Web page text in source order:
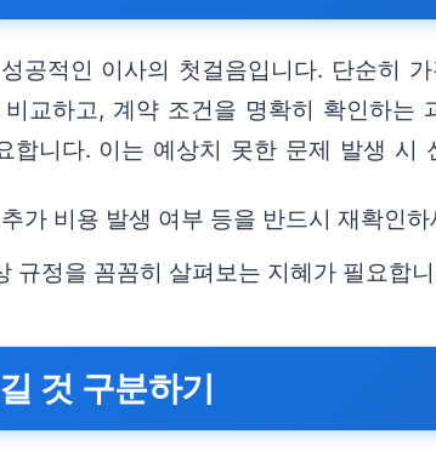
공적인 이사의 첫걸음입니다. 단순히
교하고, 계약 조건을 명확히 확인하는
합니다. 이는 예상치 못한 문제 발생 시
가 비용 발생 여부 등을 반드시 재확인하
규정을 꼼꼼히 살펴보는 지혜가 필요합
것 구분하기